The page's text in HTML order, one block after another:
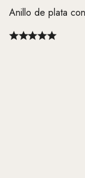
Anillo de plata